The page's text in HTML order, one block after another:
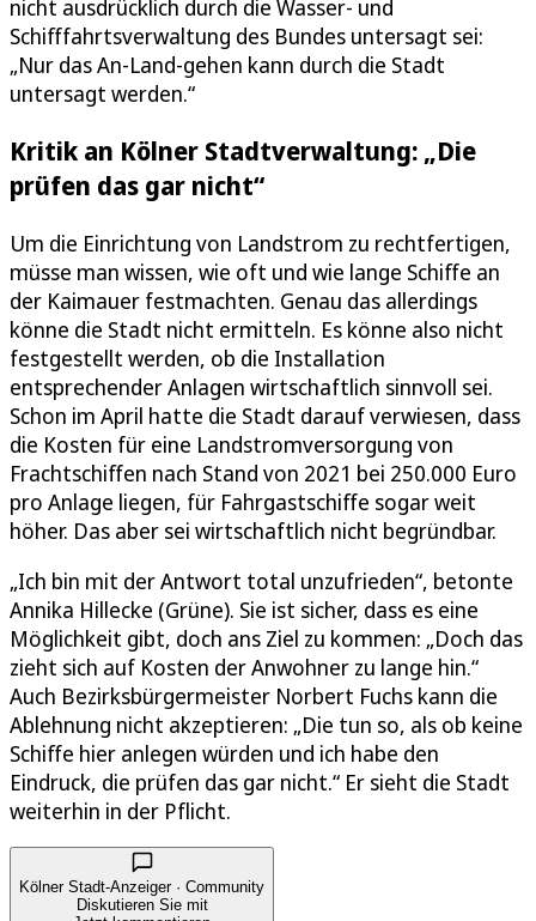
nicht ausdrücklich durch die Wasser- und
Schifffahrtsverwaltung des Bundes untersagt sei:
„Nur das An-Land-gehen kann durch die Stadt
untersagt werden.“
Kritik an Kölner Stadtverwaltung: „Die
prüfen das gar nicht“
Um die Einrichtung von Landstrom zu rechtfertigen,
müsse man wissen, wie oft und wie lange Schiffe an
der Kaimauer festmachten. Genau das allerdings
könne die Stadt nicht ermitteln. Es könne also nicht
festgestellt werden, ob die Installation
entsprechender Anlagen wirtschaftlich sinnvoll sei.
Schon im April hatte die Stadt darauf verwiesen, dass
die Kosten für eine Landstromversorgung von
Frachtschiffen nach Stand von 2021 bei 250.000 Euro
pro Anlage liegen, für Fahrgastschiffe sogar weit
höher. Das aber sei wirtschaftlich nicht begründbar.
„Ich bin mit der Antwort total unzufrieden“, betonte
Annika Hillecke (Grüne). Sie ist sicher, dass es eine
Möglichkeit gibt, doch ans Ziel zu kommen: „Doch das
zieht sich auf Kosten der Anwohner zu lange hin.“
Auch Bezirksbürgermeister Norbert Fuchs kann die
Ablehnung nicht akzeptieren: „Die tun so, als ob keine
Schiffe hier anlegen würden und ich habe den
Eindruck, die prüfen das gar nicht.“ Er sieht die Stadt
weiterhin in der Pflicht.
Kölner Stadt-Anzeiger · Community
Diskutieren Sie mit